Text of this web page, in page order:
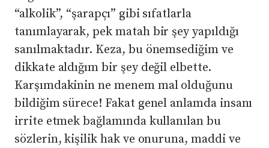
“alkolik”, “şarapçı” gibi sıfatlarla
tanımlayarak, pek matah bir şey yapıldığı
sanılmaktadır. Keza, bu önemsediğim ve
dikkate aldığım bir şey değil elbette.
Karşımdakinin ne menem mal olduğunu
bildiğim sürece! Fakat genel anlamda insanı
irrite etmek bağlamında kullanılan bu
sözlerin, kişilik hak ve onuruna, maddi ve